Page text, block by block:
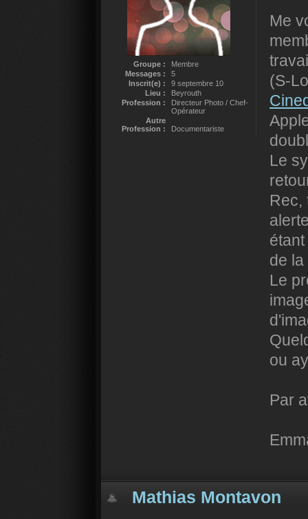
Groupe :
Membre
Messages :
5
Inscrit(e) :
9 septembre 10
Lieu :
Beyrouth
Profession :
Directeur Photo / Chef-
Opérateur
Autre
Profession :
Documentariste
Me
(S-
Le
Rec,
de
Le
ou
Par
Mathias Montavon